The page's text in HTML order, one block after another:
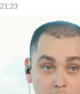
21:23